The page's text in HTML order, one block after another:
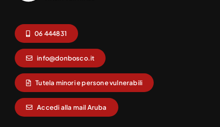
06 444831
info@donbosco.it
Tutela minori e persone vulnerabili
Accedi alla mail Aruba